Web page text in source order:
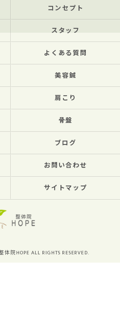
コンセプト
スタッフ
よくある質問
美容鍼
肩こり
骨盤
ブログ
お問い合わせ
サイトマップ
院HOPE ALL RIGHTS RESERVED.